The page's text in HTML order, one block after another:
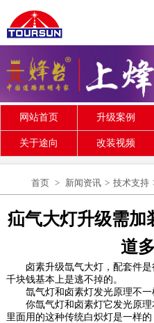
网站首页 升级案例
关于途向 改装视频
首页 > 新闻资讯 > 技术支持
疝气大灯升级需加
道
卤素升级氙气大灯，配套件
千块钱基本上是逃不掉的。
氙气灯和卤素灯发光原理不一
你氙气灯和卤素灯它发光原
里面用的这种传统白炽灯是一样的